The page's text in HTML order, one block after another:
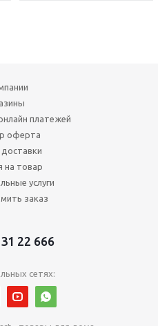
платежей
оферта
на товар
услуги
заказ
22 666
сетях: